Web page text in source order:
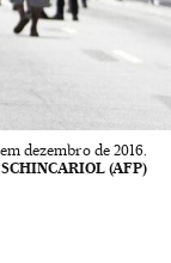
dezembro de 2016.
(AFP)